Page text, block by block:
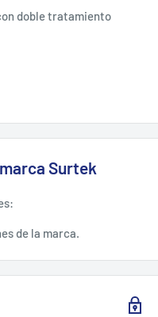
doble tratamiento
Surtek
de la marca.